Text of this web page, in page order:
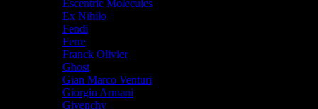
Escentric Molecules
Ex Nihilo
Fendi
Ferre
Franck Olivier
Ghost
Gian Marco Venturi
Giorgio Armani
Givenchy